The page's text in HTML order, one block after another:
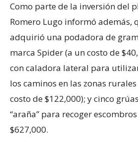
Como parte de la inversión del
Romero Lugo informó además,
adquirió una podadora de
marca Spider (a un costo de
con caladora lateral para
los caminos en las zonas
costo de $122,000); y cinco
“araña” para recoger
$627,000.